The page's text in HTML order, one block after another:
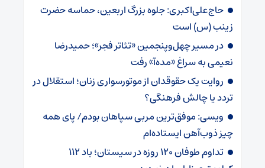
حاج‌علی‌اکبری: جلوه بزرگ اربعین، حماسه حضرت
زینب (س) است
در مسیر چهل‌وپنجمین «تئاتر فجر»؛ حمیدرضا
نعیمی به سراغ «مده‌آ» رفت
روایت یک حقوقدان از موتورسواری زنان؛ استقلال در
تردد یا چالش فرهنگی؟
ویسی: موفق‌ترین مربی سپاهان بودم/ پای همه
چیز ذوب‌آهن ایستاده‌ام
تداوم طوفان 120 روزه در سیستان؛ باد 112